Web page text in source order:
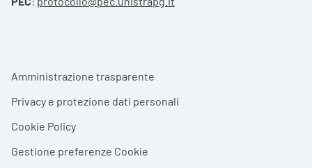
Footer menu
Amministrazione trasparente
Privacy e protezione dati personali
Cookie Policy
Gestione preferenze Cookie